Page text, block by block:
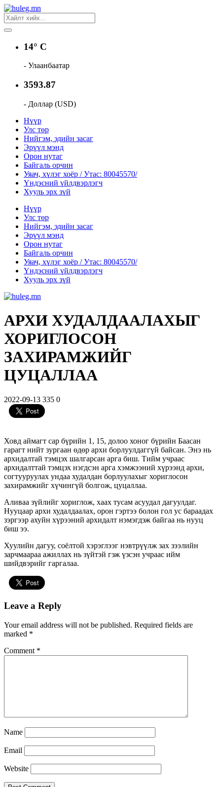
14° C
- Улаанбаатар
3593.87
- Доллар (USD)
Нүүр
Улс төр
Нийгэм, эдийн засаг
Эрүүл мэнд
Орон нутаг
Байгаль орчин
Уяач, хүлэг хоёр / Утас: 80045570/
Үндэсний үйлдвэрлэгч
Хууль эрх зүй
Нүүр
Улс төр
Нийгэм, эдийн засаг
Эрүүл мэнд
Орон нутаг
Байгаль орчин
Уяач, хүлэг хоёр / Утас: 80045570/
Үндэсний үйлдвэрлэгч
Хууль эрх зүй
АРХИ ХУДАЛДААЛАХЫГ
ХОРИГЛОСОН
ЗАХИРАМЖИЙГ
ЦУЦАЛЛАА
2022-09-13 335 0
Ховд аймагт сар бүрийн 1, 15, долоо хоног бүрийн Баасан
гарагт нийт зургаан өдөр архи борлуулдаггүй байсан. Энэ нь
архидалтай тэмцэх шалгарсан арга биш. Тийм учраас
архидалттай тэмцэх нэгдсэн арга хэмжээний хүрээнд архи,
согтууруулах ундаа худалдан борлуулахыг хориглосон
захирамжийг хүчингүй болгож, цуцаллаа.
Аливаа зүйлийг хориглож, хаах тусам асуудал дагуулдаг.
Нууцаар архи худалдаалах, орон гэртээ болон гол ус бараадах
зэргээр ахуйн хүрээний архидалт нэмэгдэж байгаа нь нууц
биш ээ.
Хуулийн дагуу, соёлтой хэрэглээг нэвтрүүлж зах зээлийн
зарчмаараа ажиллах нь зүйтэй гэж үзсэн учраас ийм
шийдвэрийг гаргалаа.
Leave a Reply
Your email address will not be published. Required fields are
marked *
Comment *
Name
Email
Website